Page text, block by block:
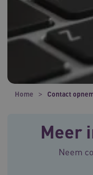
Home Contact
Meer
Neem